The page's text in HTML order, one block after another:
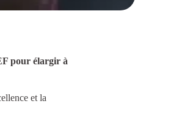
pour élargir à
et la